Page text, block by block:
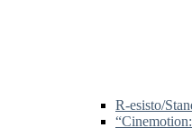
R-esisto/